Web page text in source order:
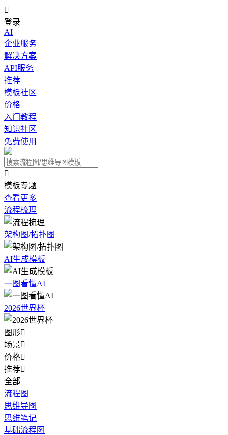

登录
AI
企业服务
解决方案
API服务
推荐
模板社区
价格
入门教程
知识社区
免费使用

模板专题
查看更多
流程梳理
架构图/拓扑图
AI生成模板
一图看懂AI
2026世界杯
图形
场景
价格
推荐
全部
流程图
思维导图
思维笔记
基础流程图